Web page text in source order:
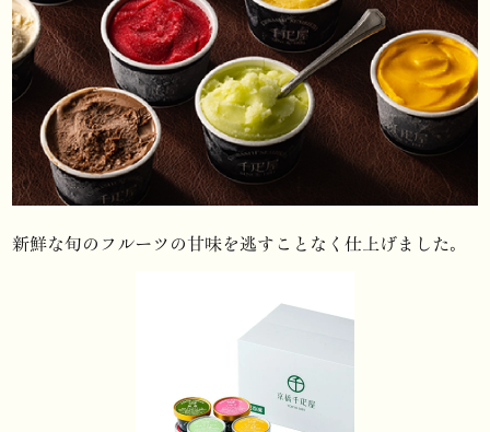
新鮮な旬のフルーツの甘味を逃すことなく仕上げました。